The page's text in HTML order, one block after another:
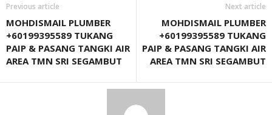
Previous article
MOHDISMAIL PLUMBER
+60199395589 TUKANG
PAIP & PASANG TANGKI AIR
AREA TMN SRI SEGAMBUT
Next article
MOHDISMAIL PLUMBER
+60199395589 TUKANG
PAIP & PASANG TANGKI AIR
AREA TMN SRI SEGAMBUT